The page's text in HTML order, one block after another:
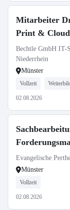
Mitarbeiter
Print & Cloud
Bechtle GmbH IT-
Niederrhein
Münster
Vollzeit
02.08.2026
Evangelische
Münster
Vollzeit
02.08.2026